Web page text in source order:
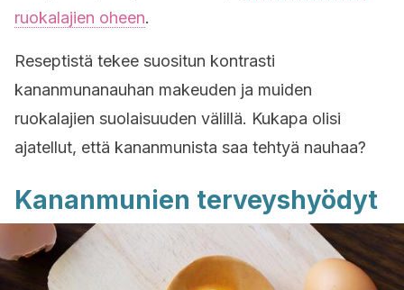
ruokalajien oheen.
Reseptistä tekee suositun kontrasti
kananmunanauhan makeuden ja muiden
ruokalajien suolaisuuden välillä. Kukapa olisi
ajatellut, että kananmunista saa tehtyä nauhaa?
Kananmunien terveyshyödyt